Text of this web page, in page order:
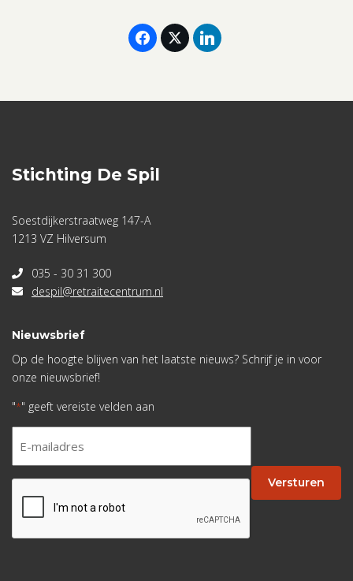
Stichting De Spil
Soestdijkerstraatweg 147-A
1213 VZ Hilversum
035 - 30 31 300
despil@retraitecentrum.nl
Nieuwsbrief
Op de hoogte blijven van het laatste nieuws? Schrijf je in voor
onze nieuwsbrief!
"*" geeft vereiste velden aan
* Versturen